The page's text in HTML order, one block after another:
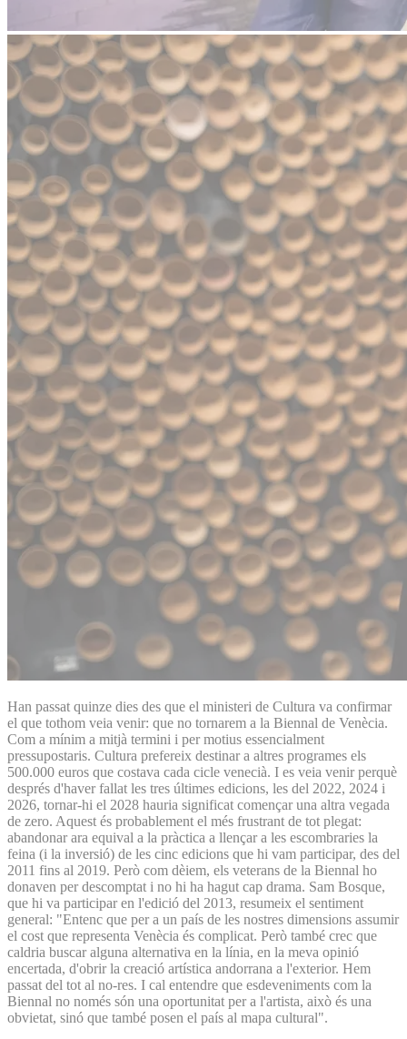
Han passat quinze dies des que el ministeri de Cultura va confirmar
el que tothom veia venir: que no tornarem a la Biennal de Venècia.
Com a mínim a mitjà termini i per motius essencialment
pressupostaris. Cultura prefereix destinar a altres programes els
500.000 euros que costava cada cicle venecià. I es veia venir perquè
després d'haver fallat les tres últimes edicions, les del 2022, 2024 i
2026, tornar-hi el 2028 hauria significat començar una altra vegada
de zero. Aquest és probablement el més frustrant de tot plegat:
abandonar ara equival a la pràctica a llençar a les escombraries la
feina (i la inversió) de les cinc edicions que hi vam participar, des del
2011 fins al 2019. Però com dèiem, els veterans de la Biennal ho
donaven per descomptat i no hi ha hagut cap drama. Sam Bosque,
que hi va participar en l'edició del 2013, resumeix el sentiment
general: "Entenc que per a un país de les nostres dimensions assumir
el cost que representa Venècia és complicat. Però també crec que
caldria buscar alguna alternativa en la línia, en la meva opinió
encertada, d'obrir la creació artística andorrana a l'exterior. Hem
passat del tot al no-res. I cal entendre que esdeveniments com la
Biennal no només són una oportunitat per a l'artista, això és una
obvietat, sinó que també posen el país al mapa cultural".